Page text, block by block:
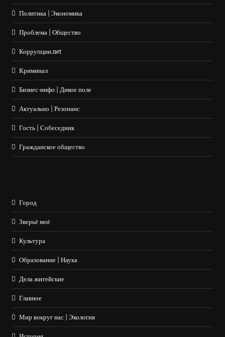
Политика | Экономика
Проблема | Общество
Коррупции.net
Криминал
Бизнес-инфо | Дикое поле
Актуально | Резонанс
Гость | Собеседник
Гражданское общество
Город
Зверьё моё
Культура
Образование | Наука
Дела житейские
Главное
Мир вокруг нас | Экология